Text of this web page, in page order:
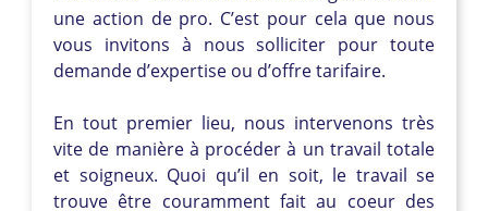
une action de pro. C’est pour cela que nous
vous invitons à nous solliciter pour toute
demande d’expertise ou d’offre tarifaire.
En tout premier lieu, nous intervenons très
vite de manière à procéder à un travail totale
et soigneux. Quoi qu’il en soit, le travail se
trouve être couramment fait au coeur des